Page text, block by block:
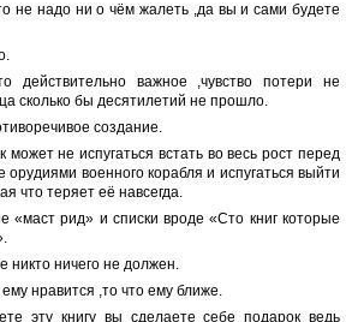
не надо ни о чём жалеть ,да вы и сами будете
действительно важное ,чувство потери не
сколько бы десятилетий не прошло.
создание.
не испугаться встать во весь рост перед
орудиями военного корабля и испугаться выйти
что теряет её навсегда.
«маст рид» и списки вроде «Сто книг которые
никто ничего не должен.
нравится ,то что ему ближе.
эту книгу вы сделаете себе подарок ведь